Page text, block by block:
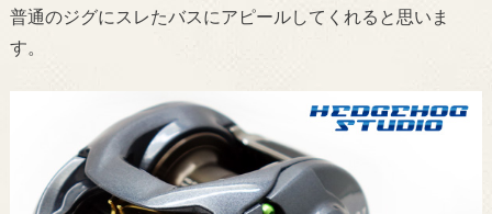
普通のジグにスレたバスにアピールしてくれると思いま
す。